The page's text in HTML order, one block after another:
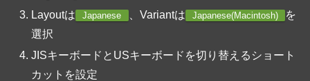
Layoutは
Japanese 、Variantは Japanese(Macintosh)
を
選択
JISキーボードとUSキーボードを切り替えるショート
カットを設定